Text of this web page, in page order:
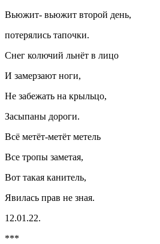
Вьюжит- вьюжит второй день,
потерялись тапочки.
Снег колючий льнёт в лицо
И замерзают ноги,
Не забежать на крыльцо,
Засыпаны дороги.
Всё метёт-метёт метель
Все тропы заметая,
Вот такая канитель,
Явилась прав не зная.
12.01.22.
***